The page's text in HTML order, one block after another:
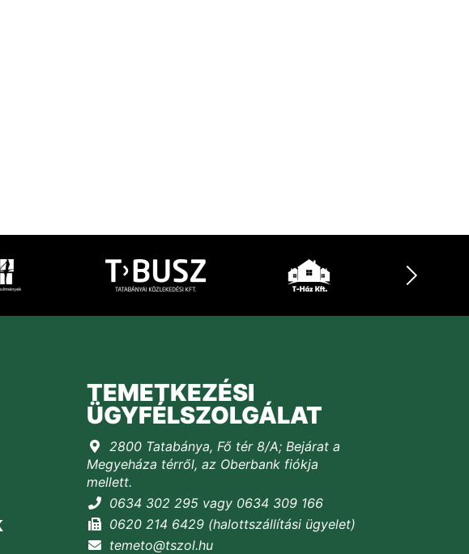
TEMETKEZÉSI
ÜGYFÉLSZOLGÁLAT
2800 Tatabánya, Fő tér 8/A; Bejárat a
Megyeháza térről, az Oberbank fiókja
mellett.
0634 302 295 vagy 0634 309 166
0620 214 6429 (halottszállítási ügyelet)
temeto@tszol.hu